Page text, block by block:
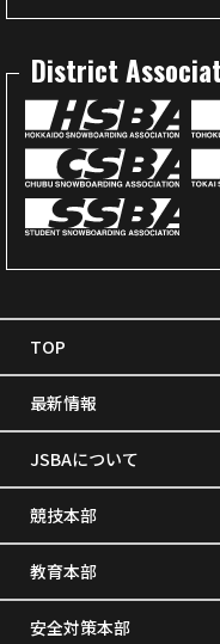
District
TOP
最新情報
JSBAについて
競技本部
教育本部
安全対策本部